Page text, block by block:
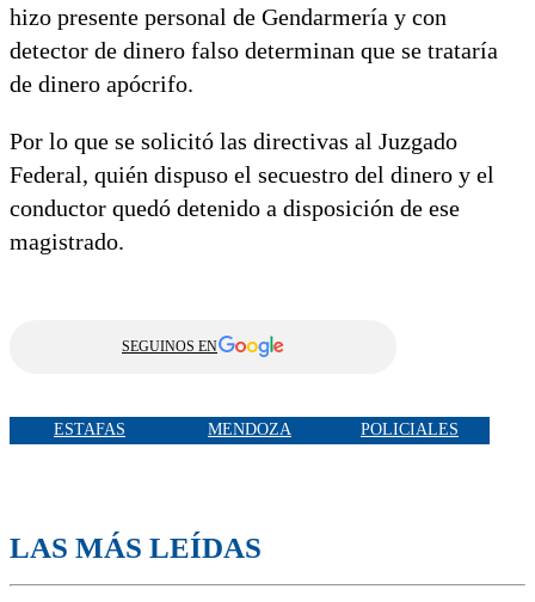
hizo presente personal de Gendarmería y con
detector de dinero falso determinan que se trataría
de dinero apócrifo.
Por lo que se solicitó las directivas al Juzgado
Federal, quién dispuso el secuestro del dinero y el
conductor quedó detenido a disposición de ese
magistrado.
SEGUINOS EN
ESTAFAS MENDOZA POLICIALES
LAS MÁS LEÍDAS